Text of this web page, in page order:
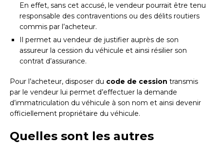
En effet, sans cet accusé, le vendeur pourrait être tenu
responsable des contraventions ou des délits routiers
commis par l’acheteur.
Il permet au vendeur de justifier auprès de son
assureur la cession du véhicule et ainsi résilier son
contrat d’assurance.
Pour l’acheteur, disposer du code de cession transmis
par le vendeur lui permet d’effectuer la demande
d’immatriculation du véhicule à son nom et ainsi devenir
officiellement propriétaire du véhicule.
Quelles sont les autres